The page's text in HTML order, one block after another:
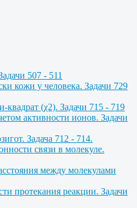
507 - 511
кожи у человека. Задачи 729
квадрат (χ2). Задачи 715 - 719
активности ионов. Задачи
Задача 712 - 714.
связи в молекуле.
между молекулами
протекания реакции. Задачи